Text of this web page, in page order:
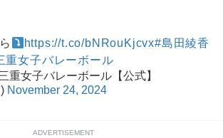
https://t.co/bNRouKjcvx#島田綾香
重女子バレーボール
重女子バレーボール【公式】
November 24, 2024
ADVERTISEMENT